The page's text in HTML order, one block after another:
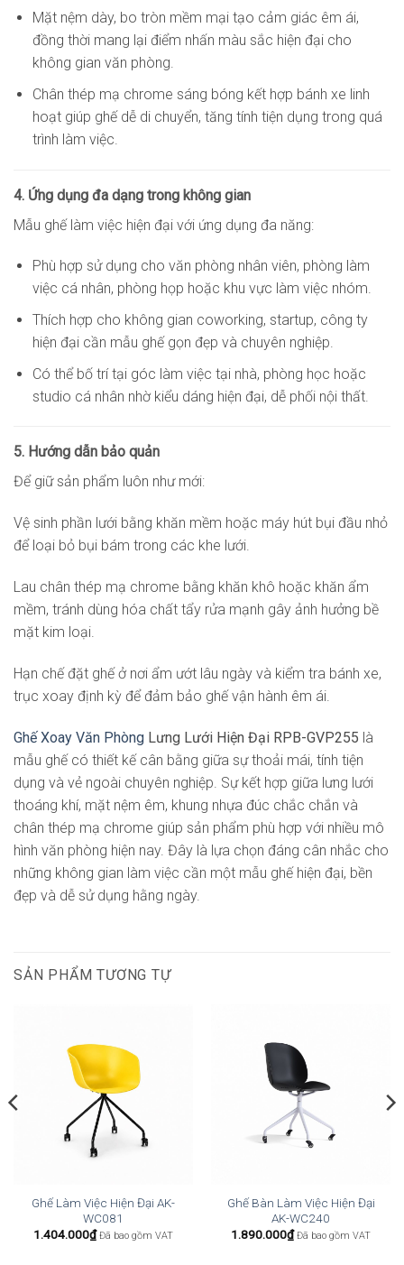
Mặt nệm dày, bo tròn mềm mại tạo cảm giác êm ái,
đồng thời mang lại điểm nhấn màu sắc hiện đại cho
không gian văn phòng.
Chân thép mạ chrome sáng bóng kết hợp bánh xe linh
hoạt giúp ghế dễ di chuyển, tăng tính tiện dụng trong quá
trình làm việc.
4. Ứng dụng đa dạng trong không gian
Mẫu ghế làm việc hiện đại với ứng dụng đa năng:
Phù hợp sử dụng cho văn phòng nhân viên, phòng làm
việc cá nhân, phòng họp hoặc khu vực làm việc nhóm.
Thích hợp cho không gian coworking, startup, công ty
hiện đại cần mẫu ghế gọn đẹp và chuyên nghiệp.
Có thể bố trí tại góc làm việc tại nhà, phòng học hoặc
studio cá nhân nhờ kiểu dáng hiện đại, dễ phối nội thất.
5. Hướng dẫn bảo quản
Để giữ sản phẩm luôn như mới:
Vệ sinh phần lưới bằng khăn mềm hoặc máy hút bụi đầu nhỏ
để loại bỏ bụi bám trong các khe lưới.
Lau chân thép mạ chrome bằng khăn khô hoặc khăn ẩm
mềm, tránh dùng hóa chất tẩy rửa mạnh gây ảnh hưởng bề
mặt kim loại.
Hạn chế đặt ghế ở nơi ẩm ướt lâu ngày và kiểm tra bánh xe,
trục xoay định kỳ để đảm bảo ghế vận hành êm ái.
Ghế Xoay Văn Phòng Lưng Lưới Hiện Đại RPB-GVP255 là
mẫu ghế có thiết kế cân bằng giữa sự thoải mái, tính tiện
dụng và vẻ ngoài chuyên nghiệp. Sự kết hợp giữa lưng lưới
thoáng khí, mặt nệm êm, khung nhựa đúc chắc chắn và
chân thép mạ chrome giúp sản phẩm phù hợp với nhiều mô
hình văn phòng hiện nay. Đây là lựa chọn đáng cân nhắc cho
những không gian làm việc cần một mẫu ghế hiện đại, bền
đẹp và dễ sử dụng hằng ngày.
SẢN PHẨM TƯƠNG TỰ
Ghế Làm Việc Hiện Đại AK-
WC081
1.404.000₫ Đã bao gồm VAT
Ghế Bàn Làm Việc Hiện Đại
AK-WC240
1.890.000₫ Đã bao gồm VAT